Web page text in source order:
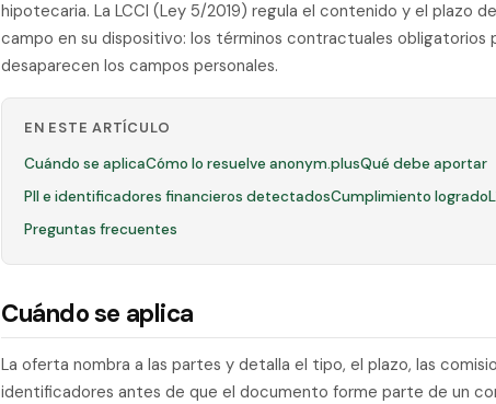
hipotecaria. La LCCI (Ley 5/2019) regula el contenido y el plazo
campo en su dispositivo: los términos contractuales
desaparecen los campos personales.
EN ESTE ARTÍCULO
Cuándo se aplicaCómo lo resuelve anonym.plusQué debe aportar
PII e identificadores financieros detectadosCumplimiento logrado
Preguntas frecuentes
Cuándo se aplica
La oferta nombra a las partes y detalla el tipo, el plazo, las
identificadores antes de que el documento forme parte de un